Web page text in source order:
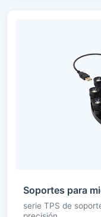
Soportes para
serie TPS de